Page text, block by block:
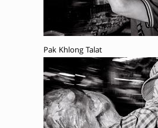
Pak Khlong Talat